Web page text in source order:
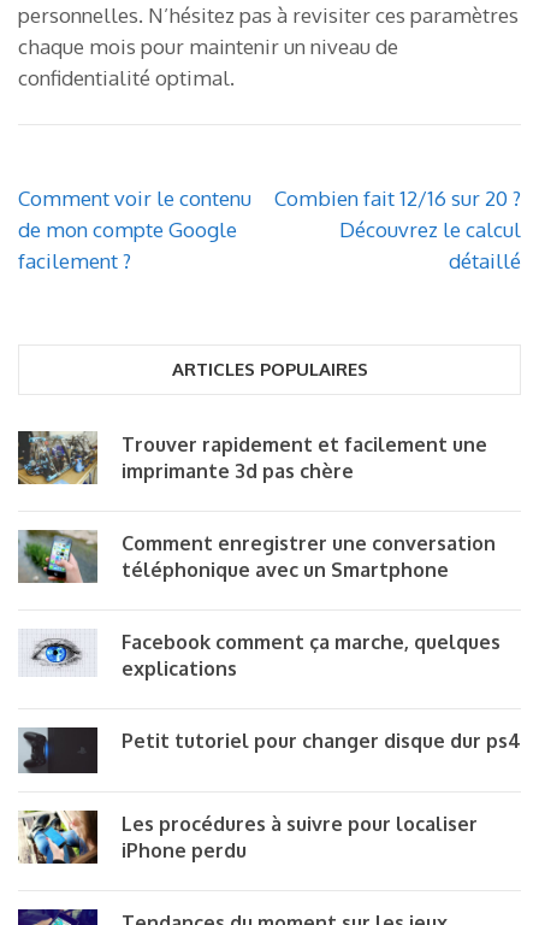
personnelles. N’hésitez pas à revisiter ces paramètres
chaque mois pour maintenir un niveau de
confidentialité optimal.
Navigation
de
l’article
Comment voir le contenu
de mon compte Google
facilement ?
Combien fait 12/16 sur 20 ?
Découvrez le calcul
détaillé
ARTICLES POPULAIRES
Trouver rapidement et facilement une
imprimante 3d pas chère
Comment enregistrer une conversation
téléphonique avec un Smartphone
Facebook comment ça marche, quelques
explications
Petit tutoriel pour changer disque dur ps4
Les procédures à suivre pour localiser
iPhone perdu